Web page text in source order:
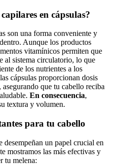
en cápsulas?
son una forma conveniente y
Aunque los productos
vitamínicos permiten que
al sistema circulatorio, lo que
de los nutrientes a los
cápsulas proporcionan dosis
que tu cabello reciba
En consecuencia,
textura y volumen.
para tu cabello
un papel crucial en
mostramos las más efectivas y
tu melena: